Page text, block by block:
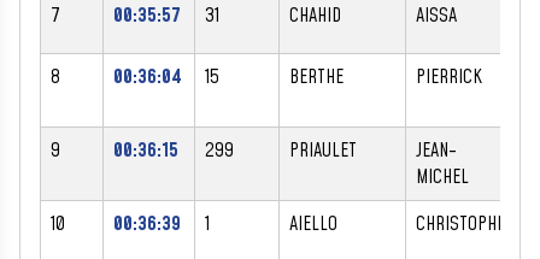
7 00:35:57 31 CHAHID AISSA
8 00:36:04 15 BERTHE PIERRICK
9 00:36:15 299 PRIAULET
JEAN-
MICHEL
10 00:36:39 1 AIELLO CHRISTOPHE